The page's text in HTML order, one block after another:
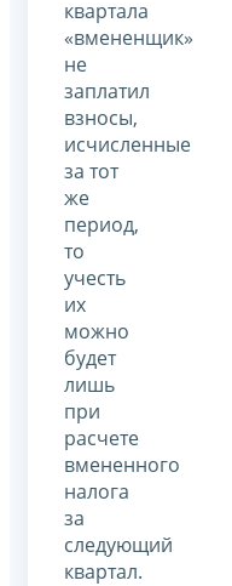
квартала
«вмененщик»
не
заплатил
взносы,
исчисленные
за тот
же
период,
то
учесть
их
можно
будет
лишь
при
расчете
вмененного
налога
за
следующий
квартал.